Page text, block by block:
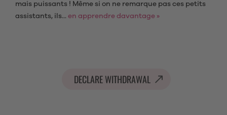
mais puissants ! Même si on ne remarque pas ces petits
assistants, ils... en apprendre davantage »
DECLARE WITHDRAWAL